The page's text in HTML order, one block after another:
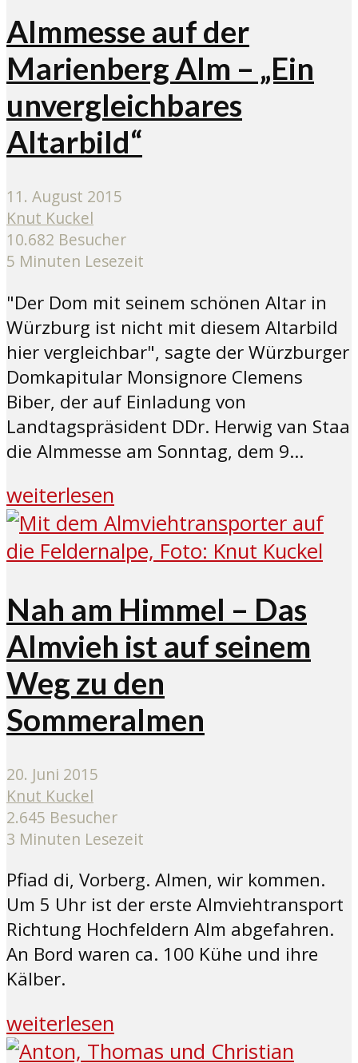
Almmesse auf der
Marienberg Alm – „Ein
unvergleichbares
Altarbild“
11. August 2015
Knut Kuckel
10.682 Besucher
5 Minuten Lesezeit
"Der Dom mit seinem schönen Altar in
Würzburg ist nicht mit diesem Altarbild
hier vergleichbar", sagte der Würzburger
Domkapitular Monsignore Clemens
Biber, der auf Einladung von
Landtagspräsident DDr. Herwig van Staa
die Almmesse am Sonntag, dem 9...
weiterlesen
Nah am Himmel – Das
Almvieh ist auf seinem
Weg zu den
Sommeralmen
20. Juni 2015
Knut Kuckel
2.645 Besucher
3 Minuten Lesezeit
Pfiad di, Vorberg. Almen, wir kommen.
Um 5 Uhr ist der erste Almviehtransport
Richtung Hochfeldern Alm abgefahren.
An Bord waren ca. 100 Kühe und ihre
Kälber.
weiterlesen